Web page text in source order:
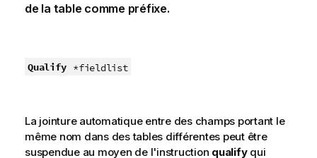
de la table comme préfixe.
Qualify *fieldlist
La jointure automatique entre des champs portant le
même nom dans des tables différentes peut être
suspendue au moyen de l'instruction qualifyqui